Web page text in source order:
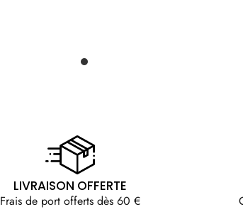
LIVRAISON OFFERTE
Frais de port offerts dès 60 €